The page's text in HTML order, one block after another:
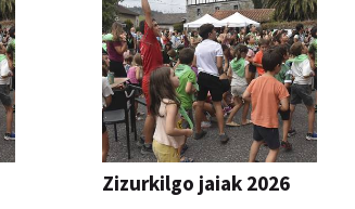
Zizurkilgo jaiak 2026